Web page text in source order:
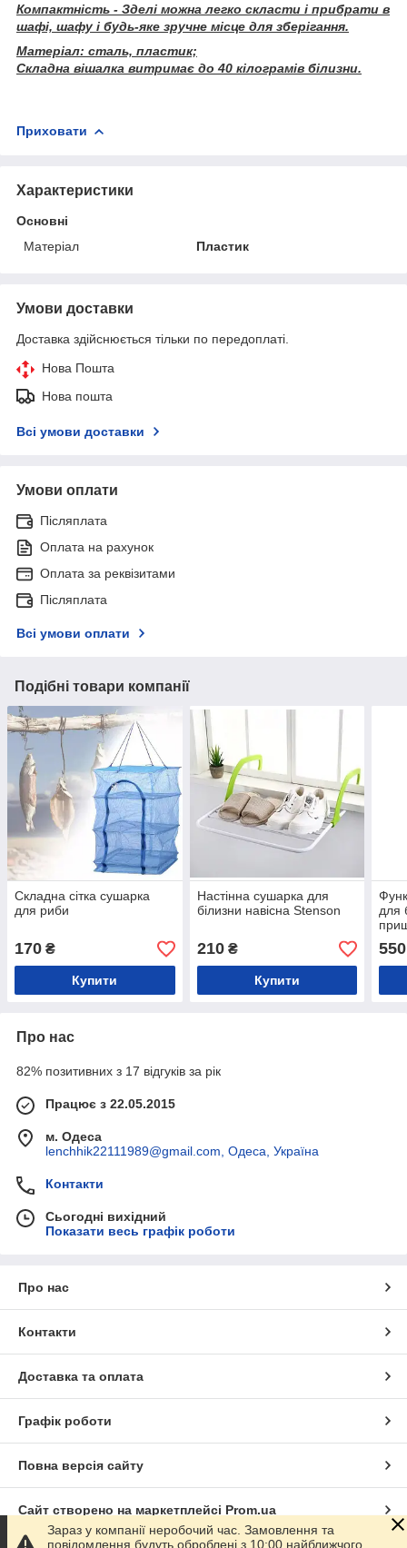
Компактність - Зделі можна легко скласти і прибрати в
шафі, шафу і будь-яке зручне місце для зберігання.
Матеріал: сталь, пластик;
Складна вішалка витримає до 40 кілограмів білизни.
Приховати
Характеристики
Основні
Матеріал
Пластик
Умови доставки
Доставка здійснюється тільки по передоплаті.
Нова Пошта
Нова пошта
Всі умови доставки
Умови оплати
Післяплата
Оплата на рахунок
Оплата за реквізитами
Післяплата
Всі умови оплати
Подібні товари компанії
Складна сітка сушарка
для риби
170 ₴
Купити
Настінна сушарка для
білизни навісна Stenson
210₴
Купити
для
550
Про нас
82% позитивних з 17 відгуків за рік
Працює з 22.05.2015
м. Одеса
lenchhik22111989@gmail.com, Одеса, Україна
Контакти
Сьогодні вихідний
Показати весь графік роботи
Про нас
Контакти
Доставка та оплата
Графік роботи
Повна версія сайту
Сайт створено на маркетплейсі Prom.ua
Зараз у компанії неробочий час. Замовлення та
повідомлення будуть оброблені з 10:00 найближчого